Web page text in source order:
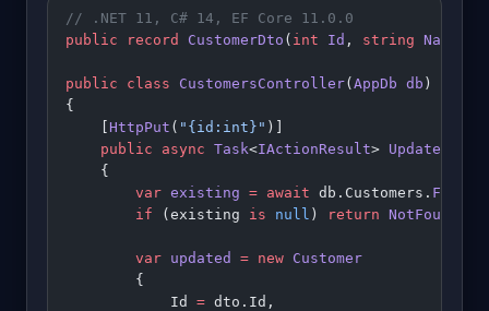
// .NET 11, C# 14, EF Core 11.0.0
public record CustomerDto ( int Id , string Name
public class CustomersController(AppDb db ) :
{
    [
HttpPut ( "{id:int}" )]
    public
async Task<IActionResult> Update
    {
        var
existing = await db.Customers.
        if
(existing is null ) return NotFound
        var
updated = new Customer
        {
            Id
= dto.Id,